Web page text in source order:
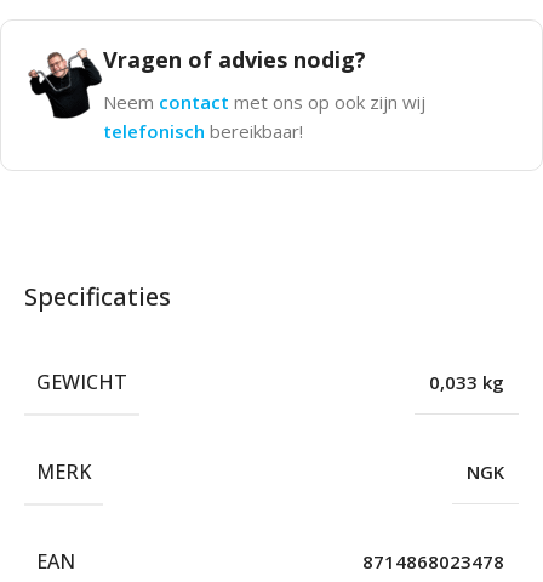
Vragen of advies nodig?
Neem contact met ons op ook zijn wij
telefonisch bereikbaar!
Specificaties
GEWICHT 0,033 kg
MERK NGK
EAN 8714868023478